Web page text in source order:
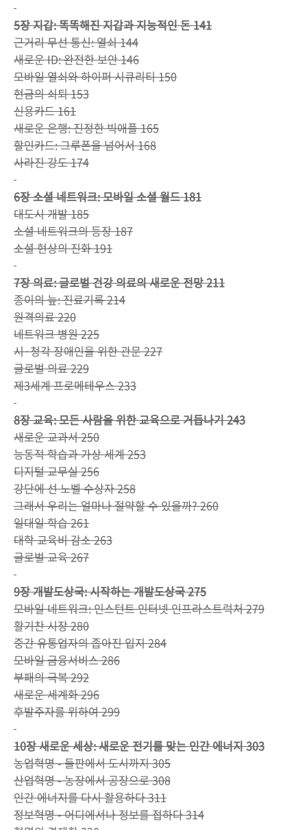
5장 지갑: 똑똑해진 지갑과 지능적인 돈 141
근거리 무선 통신: 열쇠 144
새로운 ID: 완전한 보안 146
모바일 열쇠와 하이퍼 시큐리티 150
현금의 쇠퇴 153
신용카드 161
새로운 은행: 진정한 빅애플 165
할인카드: 그루폰을 넘어서 168
사라진 강도 174
6장 소셜 네트워크: 모바일 소셜 월드 181
대도시 개발 185
소셜 네트워크의 등장 187
소셜 현상의 진화 191
7장 의료: 글로벌 건강 의료의 새로운 전망 211
종이의 늪: 진료기록 214
원격의료 220
네트워크 병원 225
시·청각 장애인을 위한 관문 227
글로벌 의료 229
제3세계 프로메테우스 233
8장 교육: 모든 사람을 위한 교육으로 거듭나기 243
새로운 교과서 250
능동적 학습과 가상 세계 253
디지털 교무실 256
강단에 선 노벨 수상자 258
그래서 우리는 얼마나 절약할 수 있을까? 260
일대일 학습 261
대학 교육비 감소 263
글로벌 교육 267
9장 개발도상국: 시작하는 개발도상국 275
모바일 네트워크: 인스턴트 인터넷 인프라스트럭처 279
활기찬 시장 280
중간 유통업자의 좁아진 입지 284
모바일 금융서비스 286
부패의 극복 292
새로운 세계화 296
후발주자를 위하여 299
10장 새로운 세상: 새로운 전기를 맞는 인간 에너지 303
농업혁명 - 들판에서 도시까지 305
산업혁명 - 농장에서 공장으로 308
인간 에너지를 다시 활용하다 311
정보혁명 - 어디에서나 정보를 접하다 314